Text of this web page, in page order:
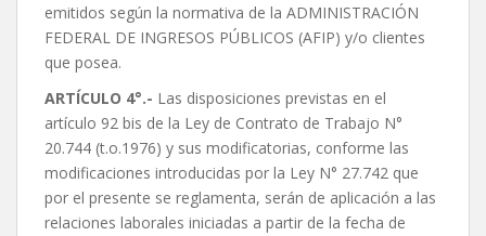
emitidos según la normativa de la ADMINISTRACIÓN
FEDERAL DE INGRESOS PÚBLICOS (AFIP) y/o clientes
que posea.
ARTÍCULO 4°.- Las disposiciones previstas en el
artículo 92 bis de la Ley de Contrato de Trabajo N°
20.744 (t.o.1976) y sus modificatorias, conforme las
modificaciones introducidas por la Ley N° 27.742 que
por el presente se reglamenta, serán de aplicación a las
relaciones laborales iniciadas a partir de la fecha de